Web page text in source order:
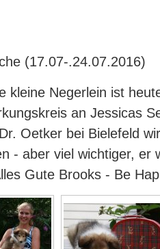
(17.07-.24.07.2016)
kleine Negerlein ist
an Jessicas
Oetker bei Bielefeld
- aber viel wichtiger, er
Gute Brooks - Be